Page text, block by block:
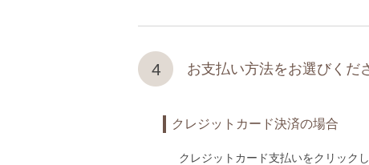
4 お支払い方法をお選びくだ
クレジットカード決済の場合
クレジットカード支払いをクリック